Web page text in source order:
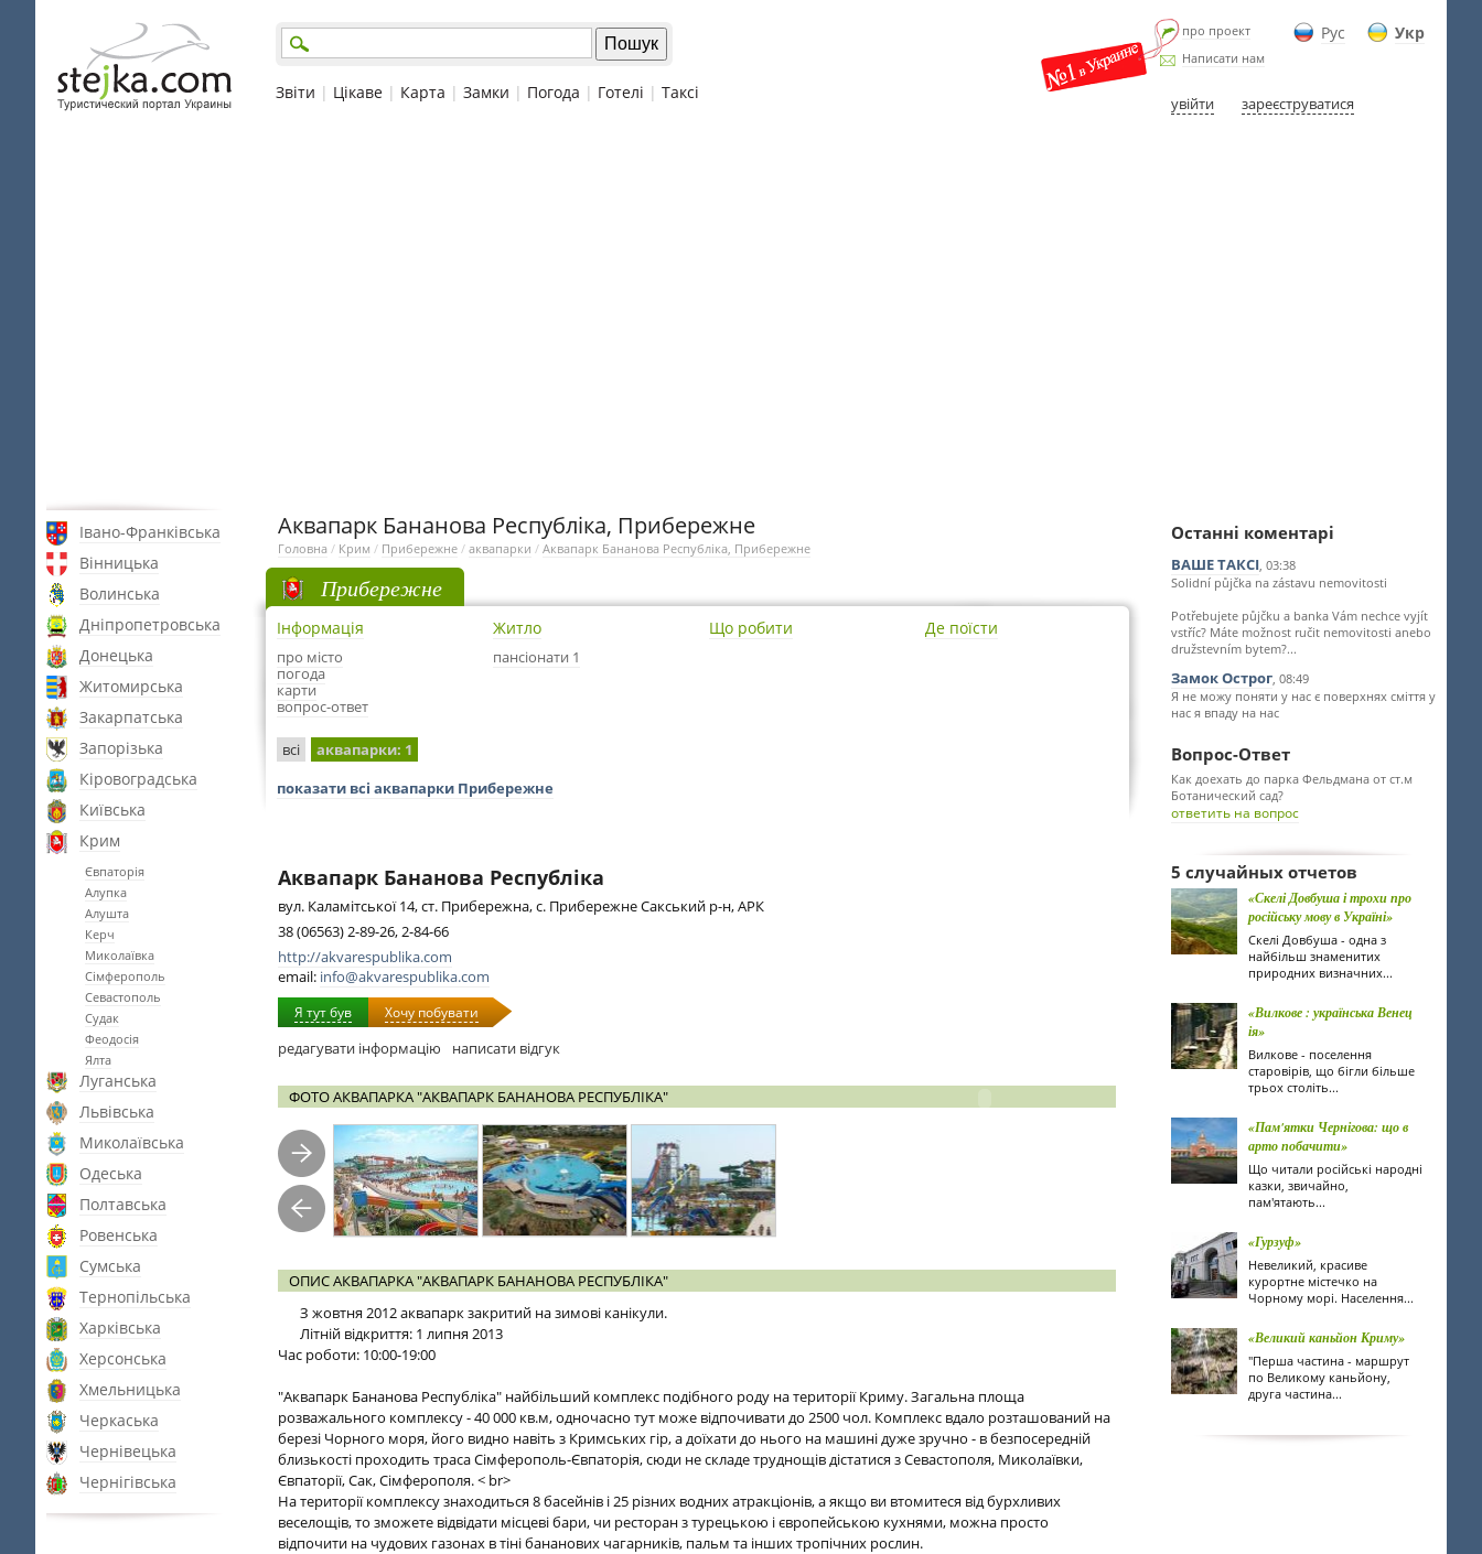
Рус Укр
про проект
Написати нам
увійти зареєструватися
Звіти | Цікаве | Карта | Замки | Погода | Готелі | Таксі
Івано-Франківська
Вінницька
Волинська
Дніпропетровська
Донецька
Житомирська
Закарпатська
Запорізька
Кіровоградська
Київська
Крим
Євпаторія
Алупка
Алушта
Керч
Миколаївка
Сімферополь
Севастополь
Судак
Феодосія
Ялта
Луганська
Львівська
Миколаївська
Одеська
Полтавська
Ровенська
Сумська
Тернопільська
Харківська
Херсонська
Хмельницька
Черкаська
Чернівецька
Чернігівська
Аквапарк Бананова Республіка, Прибережне
Головна / Крим / Прибережне / аквапарки / Аквапарк Бананова Республіка, Прибережне
Прибережне
Інформація
про місто
погода
карти
вопрос-ответ
Житло
пансіонати 1
Що робити Де поїсти
всі аквапарки: 1
показати всі аквапарки Прибережне
Аквапарк Бананова Республіка
вул. Каламітської 14, ст. Прибережна, с. Прибережне Сакський р-н, АРК
38 (06563) 2-89-26, 2-84-66
http://akvarespublika.com
email: info@akvarespublika.com
Я тут був Хочу побувати
редагувати інформацію написати відгук
ФОТО АКВАПАРКА "АКВАПАРК БАНАНОВА РЕСПУБЛІКА"
ОПИС АКВАПАРКА "АКВАПАРК БАНАНОВА РЕСПУБЛІКА"
З жовтня 2012 аквапарк закритий на зимові канікули.
Літній відкриття: 1 липня 2013
Час роботи: 10:00-19:00
"Аквапарк Бананова Республіка" найбільший комплекс подібного роду на території Криму. Загальна площа
розважального комплексу - 40 000 кв.м, одночасно тут може відпочивати до 2500 чол. Комплекс вдало розташований на
березі Чорного моря, його видно навіть з Кримських гір, а доїхати до нього на машині дуже зручно - в безпосередній
близькості проходить траса Сімферополь-Євпаторія, сюди не складе труднощів дістатися з Севастополя, Миколаївки,
Євпаторії, Сак, Сімферополя. < br>
На території комплексу знаходиться 8 басейнів і 25 різних водних атракціонів, а якщо ви втомитеся від бурхливих
веселощів, то зможете відвідати місцеві бари, чи ресторан з турецькою і європейською кухнями, можна просто
відпочити на чудових газонах в тіні бананових чагарників, пальм та інших тропічних рослин.
Останні коментарі
ВАШЕ ТАКСІ, 03:38
Solidní půjčka na zástavu nemovitosti
Potřebujete půjčku a banka Vám nechce vyjít
vstříc? Máte možnost ručit nemovitosti anebo
družstevním bytem?...
Замок Острог, 08:49
Я не можу поняти у нас є поверхнях сміття у
нас я впаду на нас
Вопрос-Ответ
Как доехать до парка Фельдмана от ст.м
Ботанический сад?
ответить на вопрос
5 случайных отчетов
«Скелі Довбуша і трохи про
російську мову в Україні»
Скелі Довбуша - одна з
найбільш знаменитих
природних визначних...
«Вилкове : українська Венец
ія»
Вилкове - поселення
старовірів, що бігли більше
трьох століть...
«Пам'ятки Чернігова: що в
арто побачити»
Що читали російські народні
казки, звичайно,
пам'ятають...
«Гурзуф»
Невеликий, красиве
курортне містечко на
Чорному морі. Населення...
«Великий каньйон Криму»
"Перша частина - маршрут
по Великому каньйону,
друга частина...